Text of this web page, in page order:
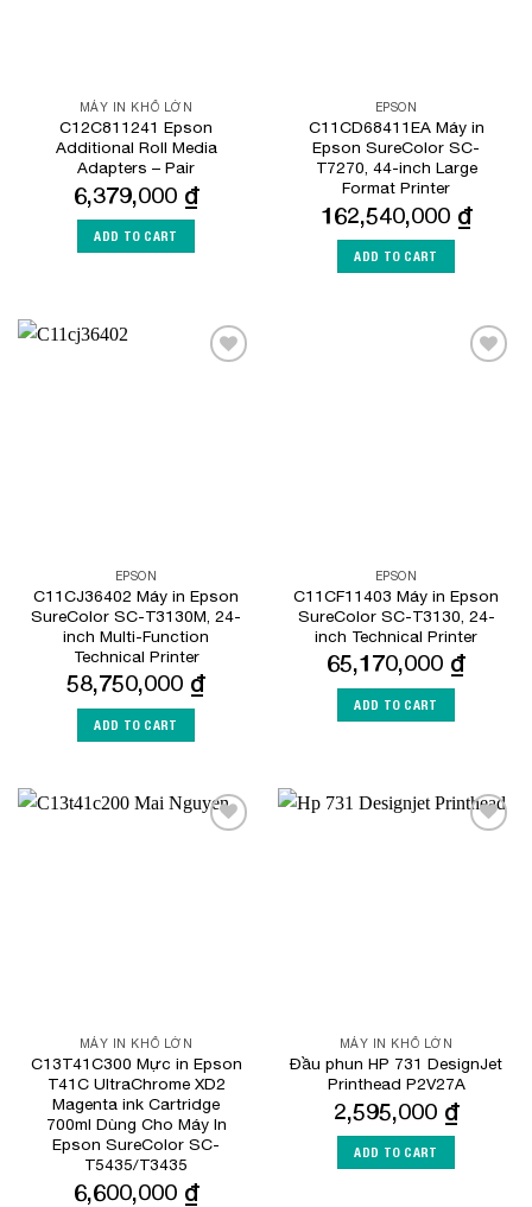
MÁY IN KHỔ LỚN
C12C811241 Epson
Additional Roll Media
Adapters – Pair
6,379,000 ₫
ADD TO CART
EPSON
C11CD68411EA Máy in
Epson SureColor SC-
T7270, 44-inch Large
Format Printer
162,540,000 ₫
ADD TO CART
EPSON
C11CJ36402 Máy in Epson
SureColor SC-T3130M, 24-
inch Multi-Function
Technical Printer
58,750,000 ₫
ADD TO CART
EPSON
C11CF11403 Máy in Epson
SureColor SC-T3130, 24-
inch Technical Printer
65,170,000 ₫
ADD TO CART
MÁY IN KHỔ LỚN
C13T41C300 Mực in Epson
T41C UltraChrome XD2
Magenta ink Cartridge
700ml Dùng Cho Máy In
Epson SureColor SC-
T5435/T3435
6,600,000 ₫
MÁY IN KHỔ LỚN
Đầu phun HP 731 DesignJet
Printhead P2V27A
2,595,000 ₫
ADD TO CART